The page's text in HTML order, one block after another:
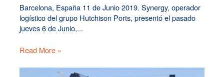
Barcelona, España 11 de Junio 2019. Synergy, operador
logístico del grupo Hutchison Ports, presentó el pasado
jueves 6 de Junio,...
Read More »